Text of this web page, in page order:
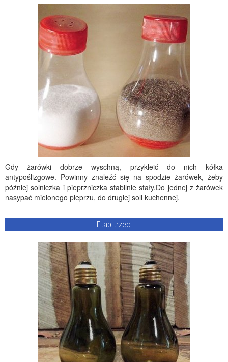
Gdy żarówki dobrze wyschną, przykleić do nich kółka
antypoślizgowe. Powinny znaleźć się na spodzie żarówek, żeby
później solniczka i pieprzniczka stabilnie stały.Do jednej z żarówek
nasypać mielonego pieprzu, do drugiej soli kuchennej.
Etap trzeci